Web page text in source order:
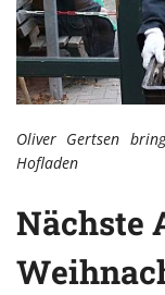
Oliver Gertsen
Hofladen
Nächste